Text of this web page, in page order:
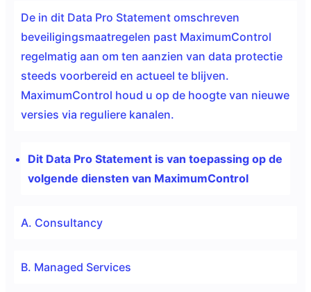
De in dit Data Pro Statement omschreven
beveiligingsmaatregelen past MaximumControl
regelmatig aan om ten aanzien van data protectie
steeds voorbereid en actueel te blijven.
MaximumControl houd u op de hoogte van nieuwe
versies via reguliere kanalen.
Dit Data Pro Statement is van toepassing op de
volgende diensten van MaximumControl
A. Consultancy
B. Managed Services